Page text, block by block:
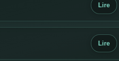
Lire
Lire